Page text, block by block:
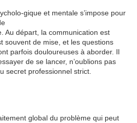
gique et mentale s’impose pour
Au départ, la communication est
souvent de mise, et les questions
parfois douloureuses à aborder. Il
de se lancer, n’oublions pas
secret professionnel strict.
global du problème qui peut